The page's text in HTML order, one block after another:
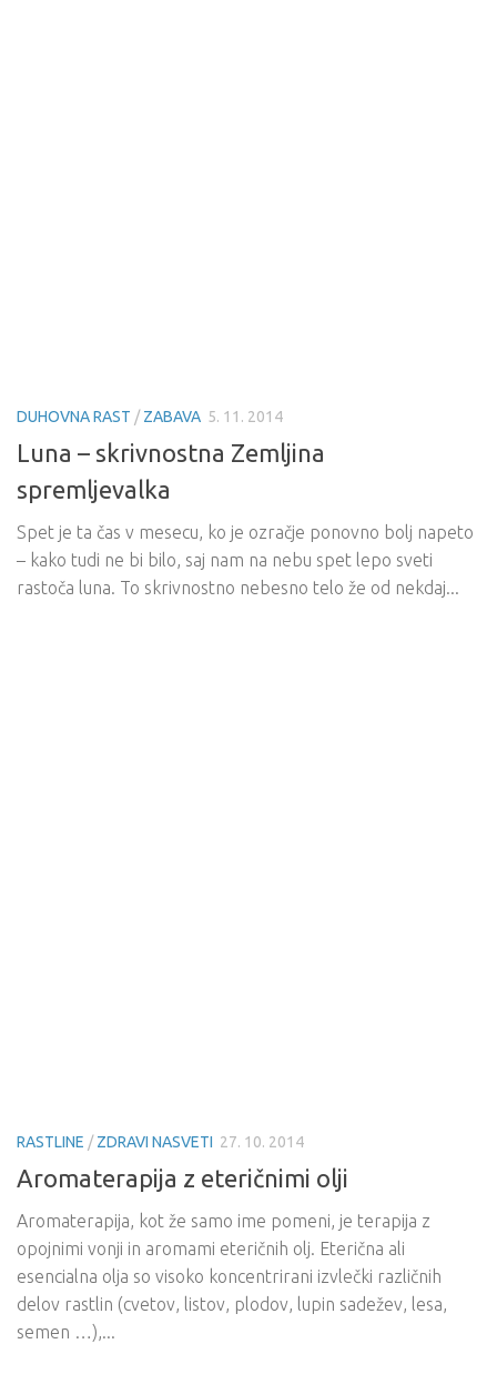
DUHOVNA RAST /ZABAVA 5. 11. 2014
Luna – skrivnostna Zemljina
spremljevalka
Spet je ta čas v mesecu, ko je ozračje ponovno bolj napeto
– kako tudi ne bi bilo, saj nam na nebu spet lepo sveti
rastoča luna. To skrivnostno nebesno telo že od nekdaj...
RASTLINE /ZDRAVI NASVETI 27. 10. 2014
Aromaterapija z eteričnimi olji
Aromaterapija, kot že samo ime pomeni, je terapija z
opojnimi vonji in aromami eteričnih olj. Eterična ali
esencialna olja so visoko koncentrirani izvlečki različnih
delov rastlin (cvetov, listov, plodov, lupin sadežev, lesa,
semen …),...